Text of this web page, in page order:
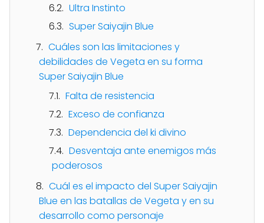
Ultra Instinto
Super Saiyajin Blue
Cuáles son las limitaciones y
debilidades de Vegeta en su forma
Super Saiyajin Blue
Falta de resistencia
Exceso de confianza
Dependencia del ki divino
Desventaja ante enemigos más
poderosos
Cuál es el impacto del Super Saiyajin
Blue en las batallas de Vegeta y en su
desarrollo como personaje